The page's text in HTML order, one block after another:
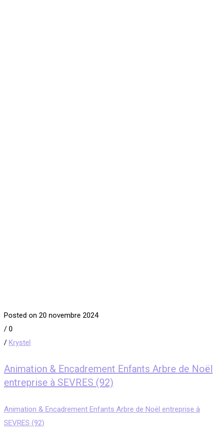
Posted on 20 novembre 2024
/ 0
/ Krystel
Animation & Encadrement Enfants Arbre de Noël
entreprise à SEVRES (92)
Animation & Encadrement Enfants Arbre de Noël entreprise à
SEVRES (92)